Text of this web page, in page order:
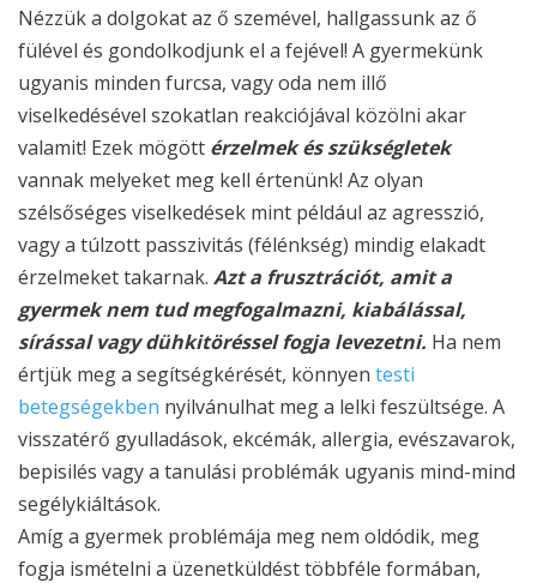
Nézzük a dolgokat az ő szemével, hallgassunk az ő
fülével és gondolkodjunk el a fejével! A gyermekünk
ugyanis minden furcsa, vagy oda nem illő
viselkedésével szokatlan reakciójával közölni akar
valamit! Ezek mögött érzelmek és szükségletek
vannak melyeket meg kell értenünk! Az olyan
szélsőséges viselkedések mint például az agresszió,
vagy a túlzott passzivitás (félénkség) mindig elakadt
érzelmeket takarnak. Azt a frusztrációt, amit a
gyermek nem tud megfogalmazni, kiabálással,
sírással vagy dühkitöréssel fogja levezetni. Ha nem
értjük meg a segítségkérését, könnyen testi
betegségekben nyilvánulhat meg a lelki feszültsége. A
visszatérő gyulladások, ekcémák, allergia, evészavarok,
bepisilés vagy a tanulási problémák ugyanis mind-mind
segélykiáltások.
Amíg a gyermek problémája meg nem oldódik, meg
fogja ismételni a üzenetküldést többféle formában,